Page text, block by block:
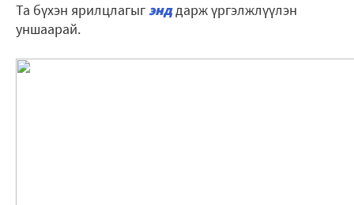
Та бүхэн ярилцлагыгэнддарж үргэлжлүүлэн
уншаарай.